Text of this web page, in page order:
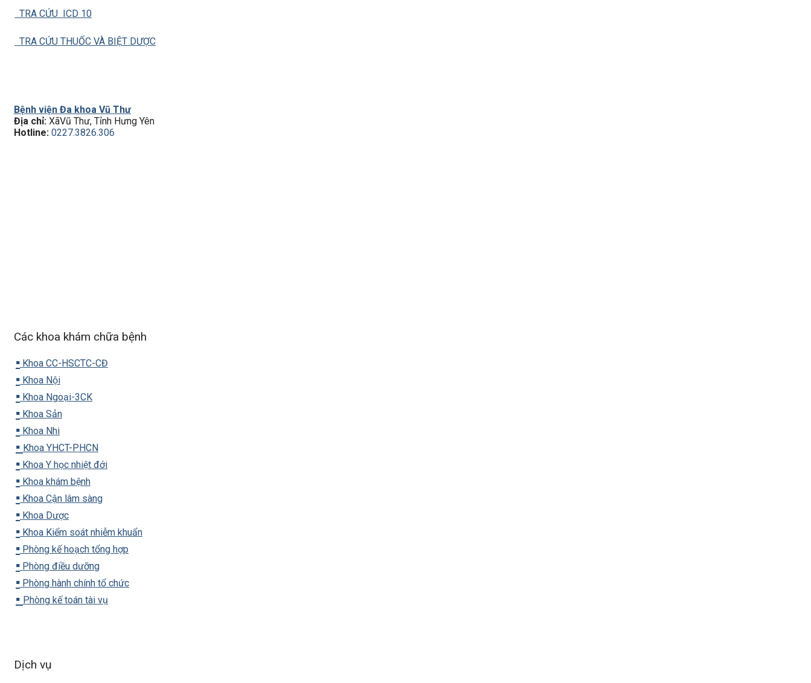
TRA CỨU ICD 10
TRA CỨU THUỐC VÀ BIỆT DƯỢC
Bệnh viện Đa khoa Vũ Thư
Địa chỉ: XãVũ Thư, Tỉnh Hưng Yên
Hotline: 0227.3826.306
Các khoa khám chữa bệnh
▪️ Khoa CC-HSCTC-CĐ
▪️ Khoa Nội
▪️ Khoa Ngoại-3CK
▪️ Khoa Sản
▪️ Khoa Nhi
▪️ Khoa YHCT-PHCN
▪️ Khoa Y học nhiệt đới
▪️ Khoa khám bệnh
▪️ Khoa Cận lâm sàng
▪️ Khoa Dược
▪️ Khoa Kiểm soát nhiễm khuẩn
▪️ Phòng kế hoạch tổng hợp
▪️ Phòng điều dưỡng
▪️ Phòng hành chính tổ chức
▪️ Phòng kế toán tài vụ
Dịch vụ